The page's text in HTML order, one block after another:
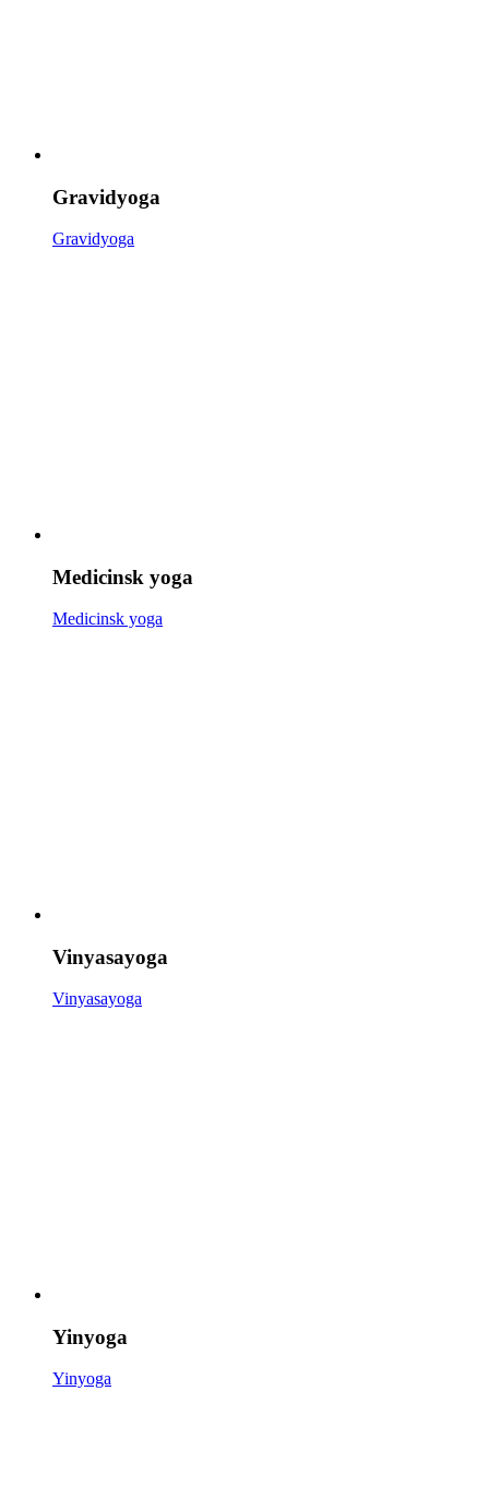
Gravidyoga
Gravidyoga
Medicinsk yoga
Medicinsk yoga
Vinyasayoga
Vinyasayoga
Yinyoga
Yinyoga